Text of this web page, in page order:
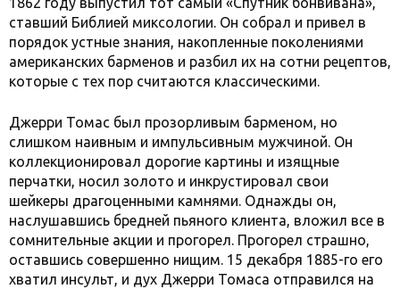
ставший Библией миксологии. Он собрал и привел в
порядок устные знания, накопленные поколениями
американских барменов и разбил их на сотни рецептов,
которые с тех пор считаются классическими.
Джерри Томас был прозорливым барменом, но
слишком наивным и импульсивным мужчиной. Он
коллекционировал дорогие картины и изящные
перчатки, носил золото и инкрустировал свои
шейкеры драгоценными камнями. Однажды он,
наслушавшись бредней пьяного клиента, вложил все в
сомнительные акции и прогорел. Прогорел страшно,
оставшись совершенно нищим. 15 декабря 1885-го его
хватил инсульт, и дух Джерри Томаса отправился на